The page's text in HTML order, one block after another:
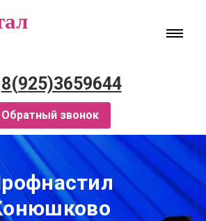
8(925)3659644
Обратный звонок